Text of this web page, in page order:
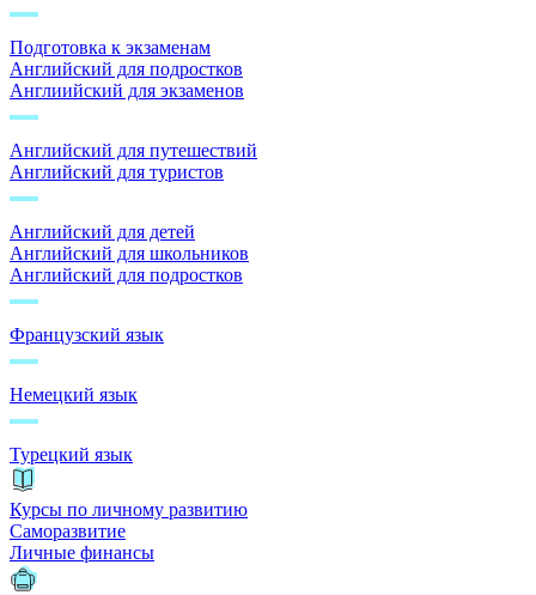
Подготовка к экзаменам
Английский для подростков
Англиийский для экзаменов
Английский для путешествий
Английский для туристов
Английский для детей
Английский для школьников
Английский для подростков
Французский язык
Немецкий язык
Турецкий язык
Курсы по личному развитию
Саморазвитие
Личные финансы